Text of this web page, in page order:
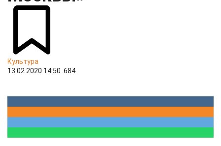
Культура
13.02.2020 14:50 684